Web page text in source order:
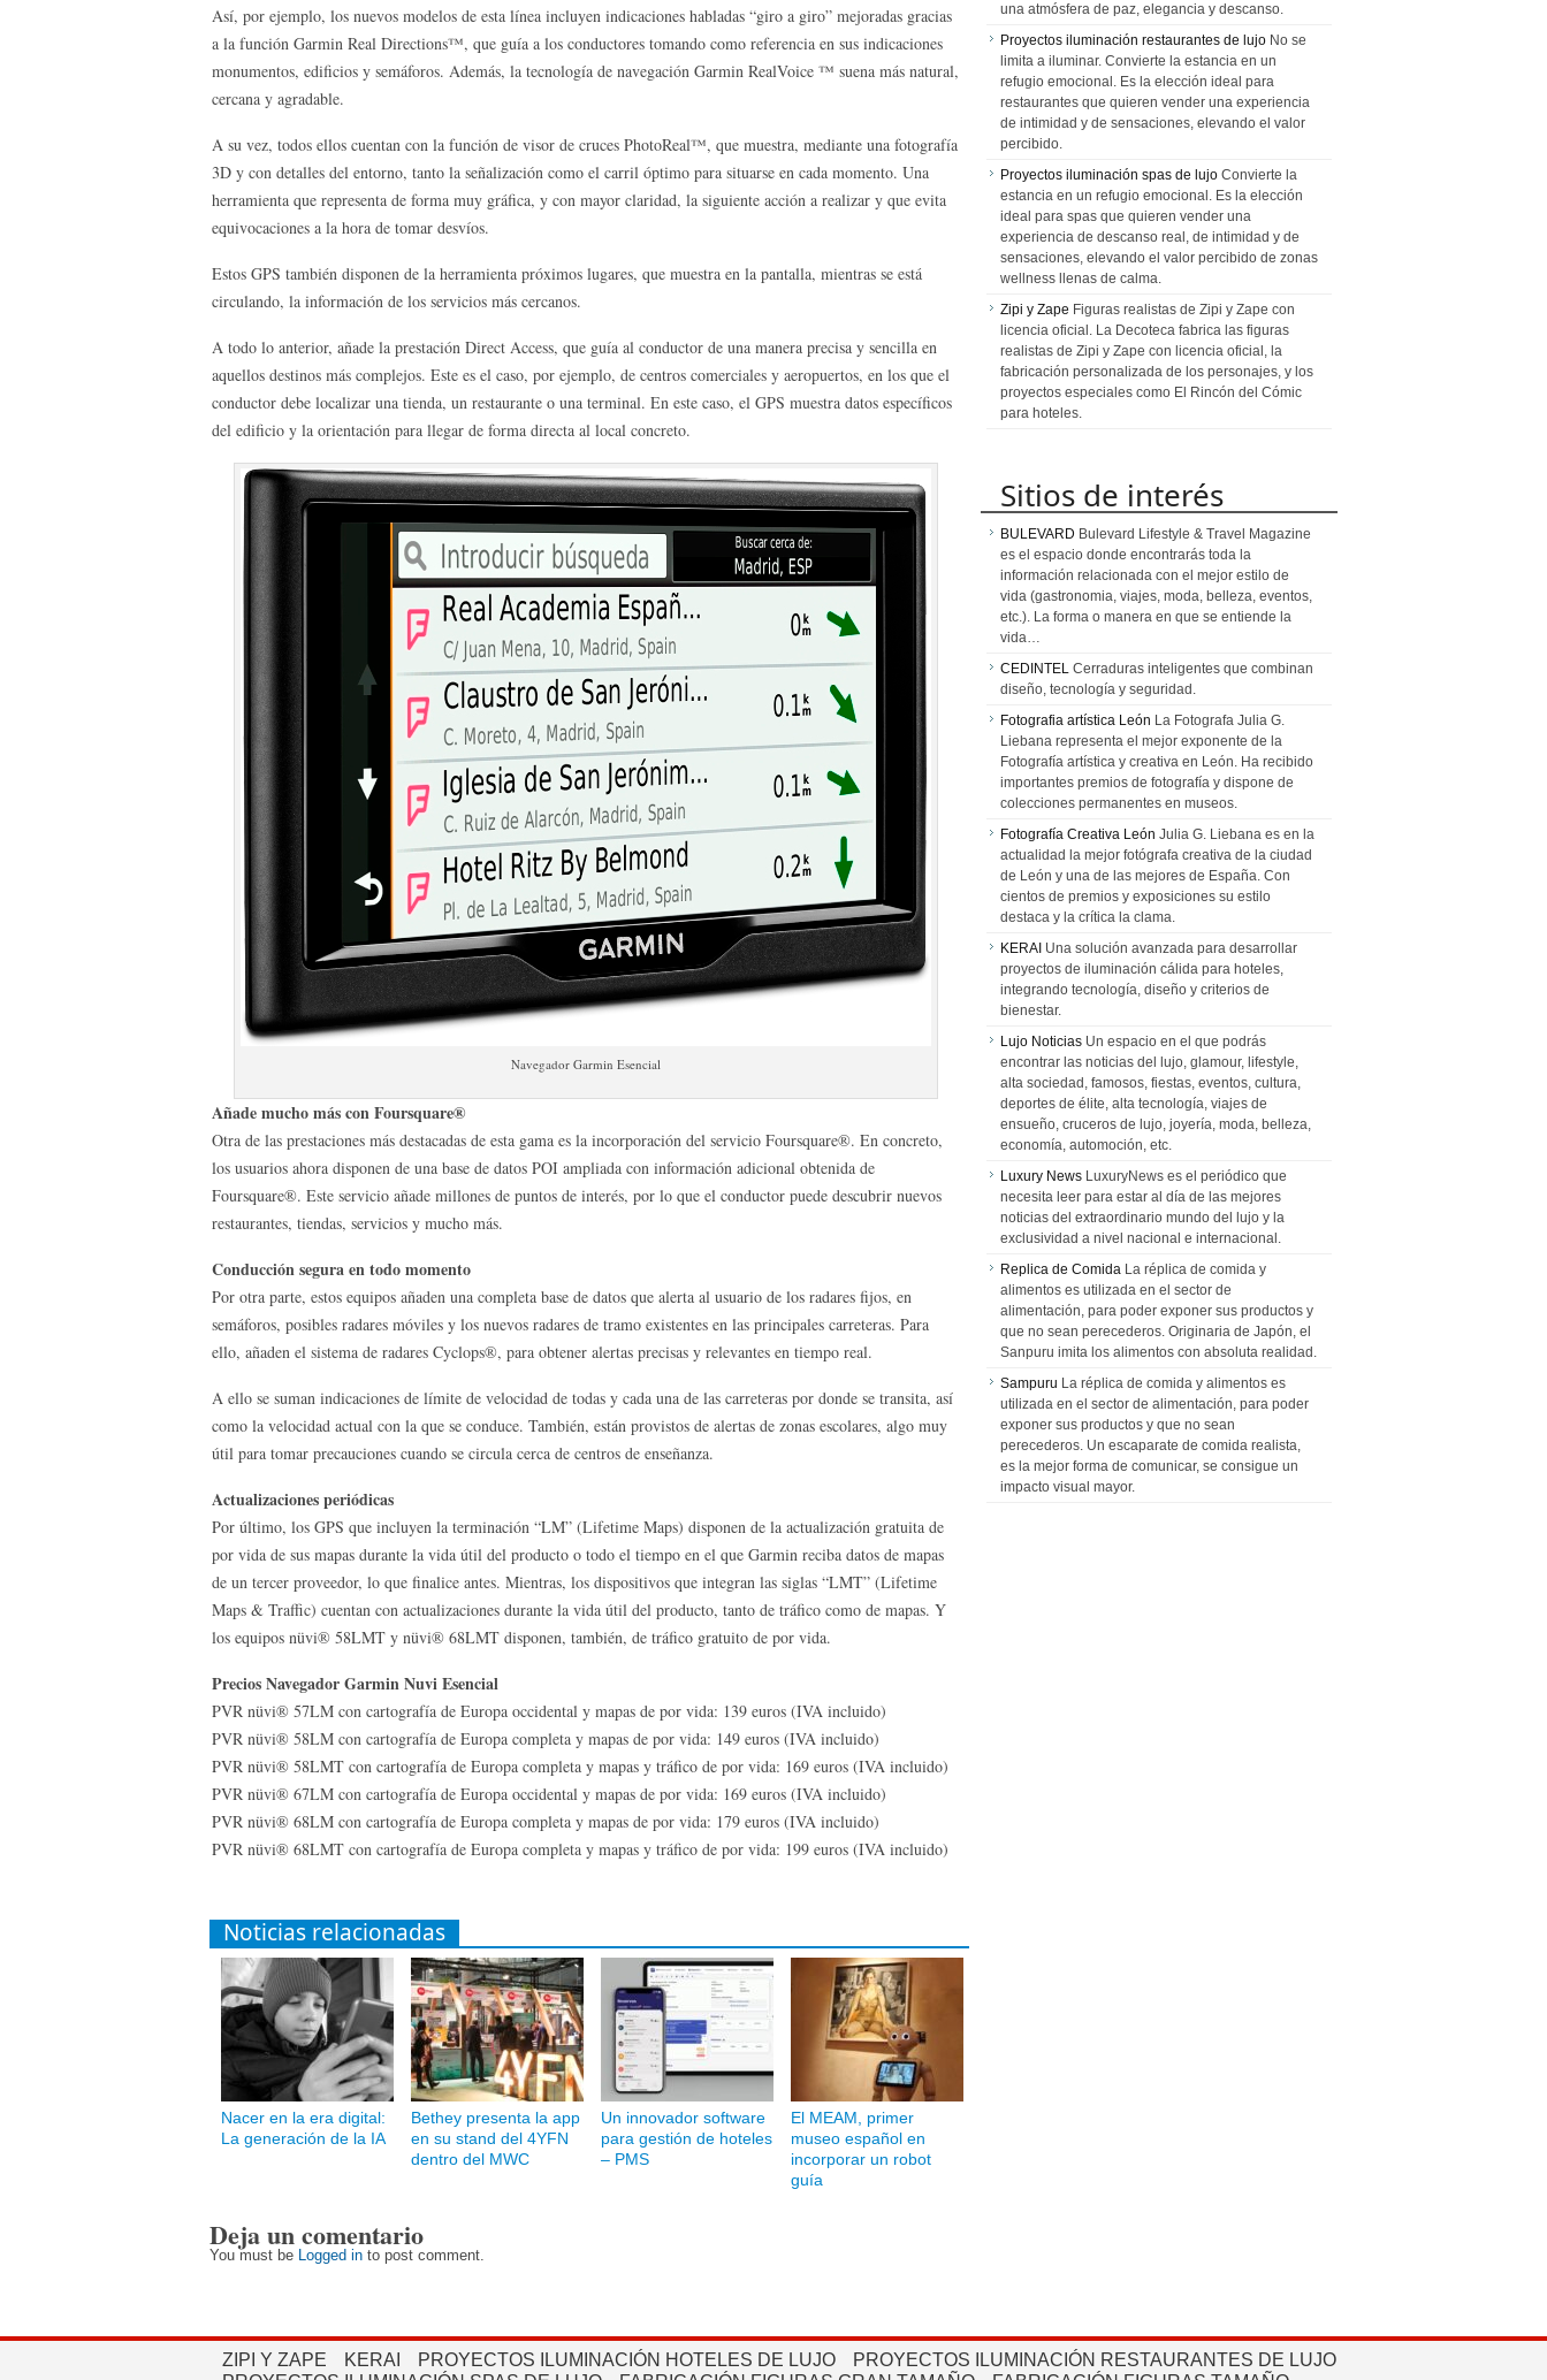
Así, por ejemplo, los nuevos modelos de esta línea incluyen indicaciones habladas “giro a giro” mejoradas gracias
a la función Garmin Real Directions™, que guía a los conductores tomando como referencia en sus indicaciones
monumentos, edificios y semáforos. Además, la tecnología de navegación Garmin RealVoice ™ suena más natural,
cercana y agradable.
A su vez, todos ellos cuentan con la función de visor de cruces PhotoReal™, que muestra, mediante una fotografía
3D y con detalles del entorno, tanto la señalización como el carril óptimo para situarse en cada momento. Una
herramienta que representa de forma muy gráfica, y con mayor claridad, la siguiente acción a realizar y que evita
equivocaciones a la hora de tomar desvíos.
Estos GPS también disponen de la herramienta próximos lugares, que muestra en la pantalla, mientras se está
circulando, la información de los servicios más cercanos.
A todo lo anterior, añade la prestación Direct Access, que guía al conductor de una manera precisa y sencilla en
aquellos destinos más complejos. Este es el caso, por ejemplo, de centros comerciales y aeropuertos, en los que el
conductor debe localizar una tienda, un restaurante o una terminal. En este caso, el GPS muestra datos específicos
del edificio y la orientación para llegar de forma directa al local concreto.
Navegador Garmin Esencial
Añade mucho más con Foursquare®
Otra de las prestaciones más destacadas de esta gama es la incorporación del servicio Foursquare®. En concreto,
los usuarios ahora disponen de una base de datos POI ampliada con información adicional obtenida de
Foursquare®. Este servicio añade millones de puntos de interés, por lo que el conductor puede descubrir nuevos
restaurantes, tiendas, servicios y mucho más.
Conducción segura en todo momento
Por otra parte, estos equipos añaden una completa base de datos que alerta al usuario de los radares fijos, en
semáforos, posibles radares móviles y los nuevos radares de tramo existentes en las principales carreteras. Para
ello, añaden el sistema de radares Cyclops®, para obtener alertas precisas y relevantes en tiempo real.
A ello se suman indicaciones de límite de velocidad de todas y cada una de las carreteras por donde se transita, así
como la velocidad actual con la que se conduce. También, están provistos de alertas de zonas escolares, algo muy
útil para tomar precauciones cuando se circula cerca de centros de enseñanza.
Actualizaciones periódicas
Por último, los GPS que incluyen la terminación “LM” (Lifetime Maps) disponen de la actualización gratuita de
por vida de sus mapas durante la vida útil del producto o todo el tiempo en el que Garmin reciba datos de mapas
de un tercer proveedor, lo que finalice antes. Mientras, los dispositivos que integran las siglas “LMT” (Lifetime
Maps & Traffic) cuentan con actualizaciones durante la vida útil del producto, tanto de tráfico como de mapas. Y
los equipos nüvi® 58LMT y nüvi® 68LMT disponen, también, de tráfico gratuito de por vida.
Precios Navegador Garmin Nuvi Esencial
PVR nüvi® 57LM con cartografía de Europa occidental y mapas de por vida: 139 euros (IVA incluido)
PVR nüvi® 58LM con cartografía de Europa completa y mapas de por vida: 149 euros (IVA incluido)
PVR nüvi® 58LMT con cartografía de Europa completa y mapas y tráfico de por vida: 169 euros (IVA incluido)
PVR nüvi® 67LM con cartografía de Europa occidental y mapas de por vida: 169 euros (IVA incluido)
PVR nüvi® 68LM con cartografía de Europa completa y mapas de por vida: 179 euros (IVA incluido)
PVR nüvi® 68LMT con cartografía de Europa completa y mapas y tráfico de por vida: 199 euros (IVA incluido)
Noticias relacionadas
Nacer en la era digital:
La generación de la IA
Bethey presenta la app
en su stand del 4YFN
dentro del MWC
Un innovador software
para gestión de hoteles
– PMS
El MEAM, primer
museo español en
incorporar un robot
guía
Deja un comentario
You must be Logged in to post comment.
una atmósfera de paz, elegancia y descanso.
Proyectos iluminación restaurantes de lujo No se
limita a iluminar. Convierte la estancia en un
refugio emocional. Es la elección ideal para
restaurantes que quieren vender una experiencia
de intimidad y de sensaciones, elevando el valor
percibido.
Proyectos iluminación spas de lujo Convierte la
estancia en un refugio emocional. Es la elección
ideal para spas que quieren vender una
experiencia de descanso real, de intimidad y de
sensaciones, elevando el valor percibido de zonas
wellness llenas de calma.
Zipi y Zape Figuras realistas de Zipi y Zape con
licencia oficial. La Decoteca fabrica las figuras
realistas de Zipi y Zape con licencia oficial, la
fabricación personalizada de los personajes, y los
proyectos especiales como El Rincón del Cómic
para hoteles.
Sitios de interés
BULEVARD Bulevard Lifestyle & Travel Magazine
es el espacio donde encontrarás toda la
información relacionada con el mejor estilo de
vida (gastronomia, viajes, moda, belleza, eventos,
etc.). La forma o manera en que se entiende la
vida…
CEDINTEL Cerraduras inteligentes que combinan
diseño, tecnología y seguridad.
Fotografia artística León La Fotografa Julia G.
Liebana representa el mejor exponente de la
Fotografía artística y creativa en León. Ha recibido
importantes premios de fotografía y dispone de
colecciones permanentes en museos.
Fotografía Creativa León Julia G. Liebana es en la
actualidad la mejor fotógrafa creativa de la ciudad
de León y una de las mejores de España. Con
cientos de premios y exposiciones su estilo
destaca y la crítica la clama.
KERAI Una solución avanzada para desarrollar
proyectos de iluminación cálida para hoteles,
integrando tecnología, diseño y criterios de
bienestar.
Lujo Noticias Un espacio en el que podrás
encontrar las noticias del lujo, glamour, lifestyle,
alta sociedad, famosos, fiestas, eventos, cultura,
deportes de élite, alta tecnología, viajes de
ensueño, cruceros de lujo, joyería, moda, belleza,
economía, automoción, etc.
Luxury News LuxuryNews es el periódico que
necesita leer para estar al día de las mejores
noticias del extraordinario mundo del lujo y la
exclusividad a nivel nacional e internacional.
Replica de Comida La réplica de comida y
alimentos es utilizada en el sector de
alimentación, para poder exponer sus productos y
que no sean perecederos. Originaria de Japón, el
Sanpuru imita los alimentos con absoluta realidad.
Sampuru La réplica de comida y alimentos es
utilizada en el sector de alimentación, para poder
exponer sus productos y que no sean
perecederos. Un escaparate de comida realista,
es la mejor forma de comunicar, se consigue un
impacto visual mayor.
ZIPI Y ZAPE KERAI PROYECTOS ILUMINACIÓN HOTELES DE LUJO
PROYECTOS ILUMINACIÓN RESTAURANTES DE LUJO